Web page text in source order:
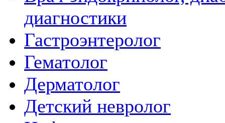
диагностики
Гастроэнтеролог
Гематолог
Дерматолог
Детский невролог